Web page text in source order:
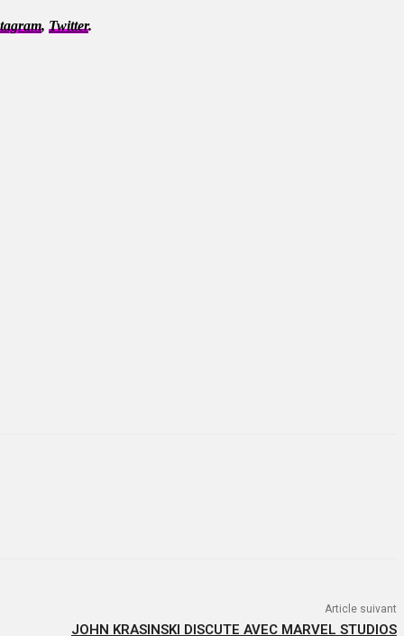
, Twitter.
Article suivant
JOHN KRASINSKI DISCUTE AVEC MARVEL STUDIOS